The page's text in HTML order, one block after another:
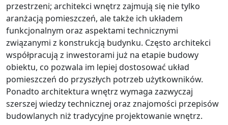
przestrzeni; architekci wnętrz zajmują się nie tylko
aranżacją pomieszczeń, ale także ich układem
funkcjonalnym oraz aspektami technicznymi
związanymi z konstrukcją budynku. Często architekci
współpracują z inwestorami już na etapie budowy
obiektu, co pozwala im lepiej dostosować układ
pomieszczeń do przyszłych potrzeb użytkowników.
Ponadto architektura wnętrz wymaga zazwyczaj
szerszej wiedzy technicznej oraz znajomości przepisów
budowlanych niż tradycyjne projektowanie wnętrz.